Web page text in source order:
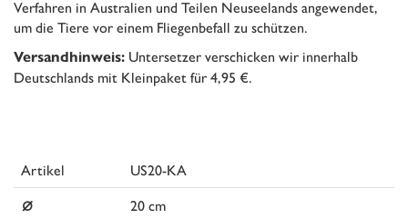
Verfahren in Australien und Teilen Neuseelands angewendet,
um die Tiere vor einem Fliegenbefall zu schützen.
Versandhinweis: Untersetzer verschicken wir innerhalb
Deutschlands mit Kleinpaket für 4,95 €.
Artikel US20-KA
⌀
20 cm